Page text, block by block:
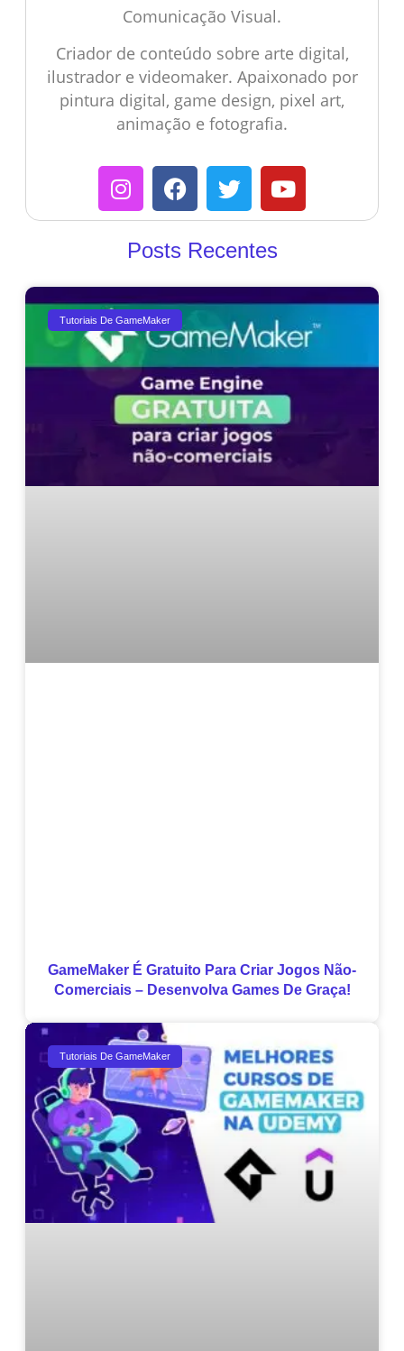
Comunicação Visual.
Criador de conteúdo sobre arte digital,
ilustrador e videomaker. Apaixonado por
pintura digital, game design, pixel art,
animação e fotografia.
Posts Recentes
Tutoriais De GameMaker
GameMaker É Gratuito Para Criar Jogos Não-
Comerciais – Desenvolva Games De Graça!
Tutoriais De GameMaker